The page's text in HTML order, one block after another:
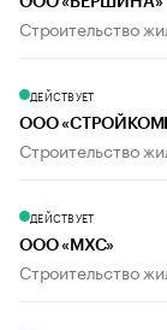
Строительство
ДЕЙСТВУЕТ
ООО
Строительство
ДЕЙСТВУЕТ
ООО «МХС»
Строительство